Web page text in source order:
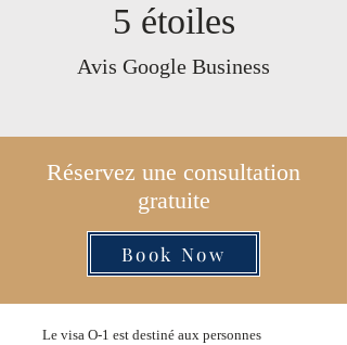
5 étoiles
Avis Google Business
Réservez une consultation
gratuite
Book Now
Le visa O-1 est destiné aux personnes